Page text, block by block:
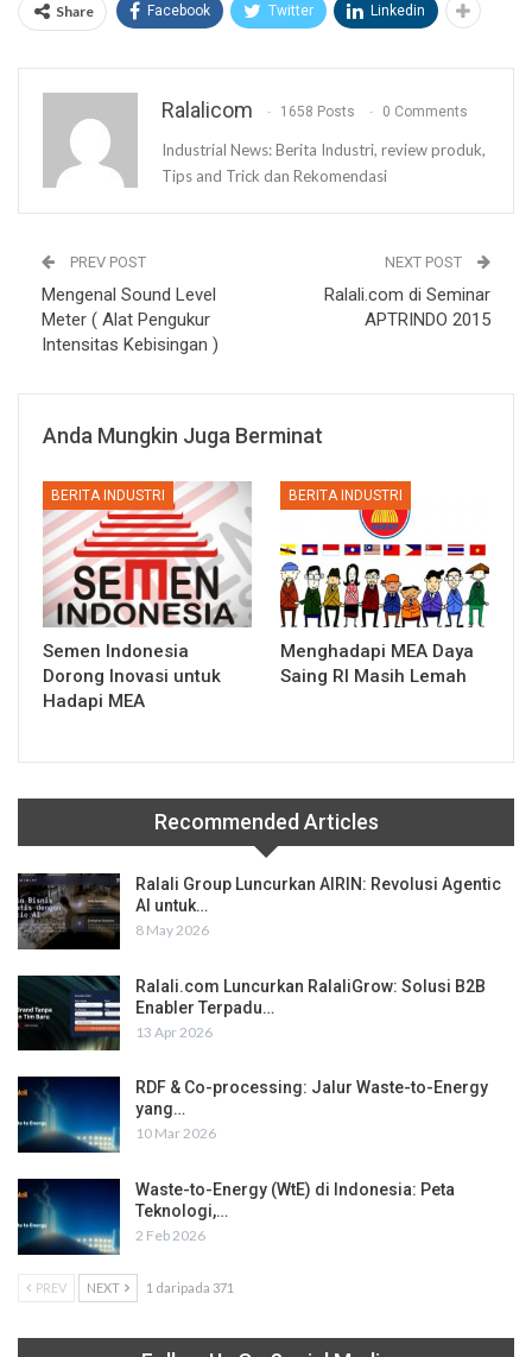
Share Facebook Twitter Linkedin
Ralalicom 1658 Posts 0 Comments
Industrial News: Berita Industri, review produk,
Tips and Trick dan Rekomendasi
PREV POST
Mengenal Sound Level
Meter ( Alat Pengukur
Intensitas Kebisingan )
NEXT POST
Ralali.com di Seminar
APTRINDO 2015
Anda Mungkin Juga Berminat
BERITA INDUSTRI
Semen Indonesia
Dorong Inovasi untuk
Hadapi MEA
BERITA INDUSTRI
Menghadapi MEA Daya
Saing RI Masih Lemah
Recommended Articles
Ralali Group Luncurkan AIRIN: Revolusi Agentic
AI untuk…
8 May 2026
Ralali.com Luncurkan RalaliGrow: Solusi B2B
Enabler Terpadu…
13 Apr 2026
RDF & Co-processing: Jalur Waste-to-Energy
yang…
10 Mar 2026
Waste-to-Energy (WtE) di Indonesia: Peta
Teknologi,…
2 Feb 2026
PREV NEXT 1 daripada 371